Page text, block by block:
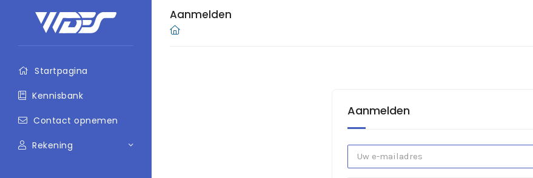
Startpagina
Kennisbank
Contact opnemen
Rekening
Aanmelden
Aanmelden